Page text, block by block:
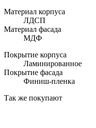
Материал корпуса
ЛДСП
Материал фасада
МДФ
Покрытие корпуса
Ламинированное
Покрытие фасада
Финиш-пленка
Так же покупают